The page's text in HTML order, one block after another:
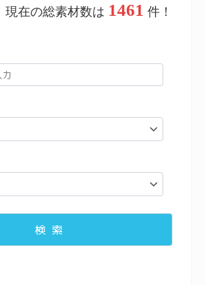
現在の総素材数は 1461 件！
検索